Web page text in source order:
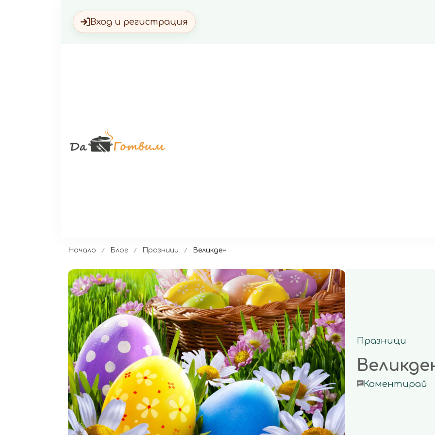
Вход и регистрация
Начало Блог Празници Великден
Празници
Коментирай